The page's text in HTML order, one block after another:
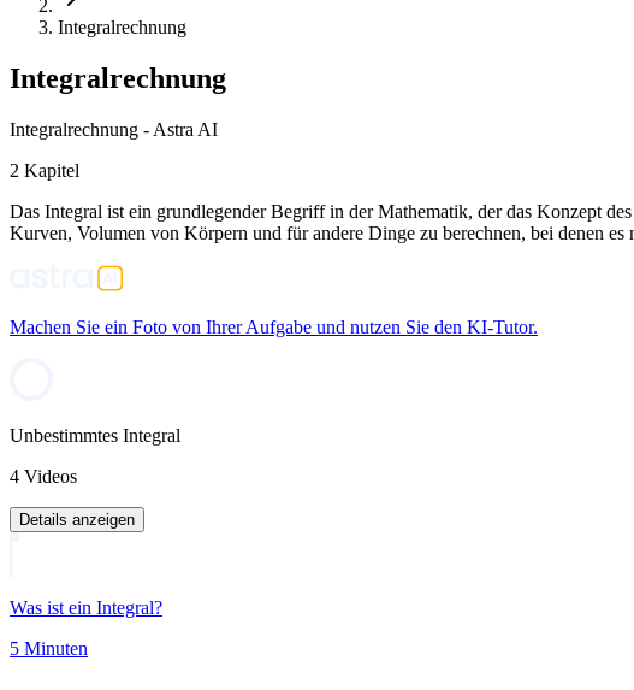
Integralrechnung
Integralrechnung
Integralrechnung - Astra AI
2 Kapitel
Das Integral ist ein grundlegender Begriff in der Mathematik, der das Konzept
Kurven, Volumen von Körpern und für andere Dinge zu berechnen, bei denen
Machen Sie ein Foto von Ihrer Aufgabe und nutzen Sie den KI-Tutor.
Unbestimmtes Integral
4 Videos
Details anzeigen
Was ist ein Integral?
5 Minuten